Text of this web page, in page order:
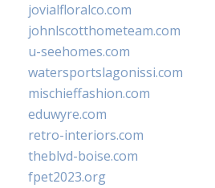
jovialfloralco.com
johnlscotthometeam.com
u-seehomes.com
watersportslagonissi.com
mischieffashion.com
eduwyre.com
retro-interiors.com
theblvd-boise.com
fpet2023.org